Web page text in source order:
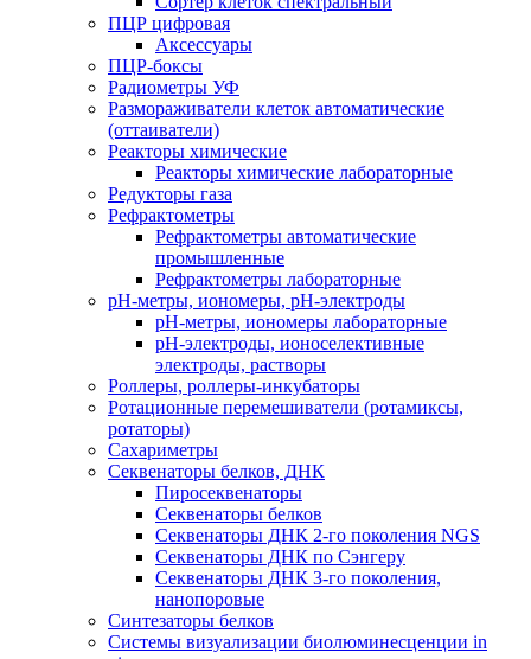
ПЦР цифровая
Аксессуары
ПЦР-боксы
Радиометры УФ
Размораживатели клеток автоматические
(оттаиватели)
Реакторы химические
Реакторы химические лабораторные
Редукторы газа
Рефрактометры
Рефрактометры автоматические
промышленные
Рефрактометры лабораторные
рН-метры, иономеры, рН-электроды
рН-метры, иономеры лабораторные
рН-электроды, ионоселективные
электроды, растворы
Роллеры, роллеры-инкубаторы
Ротационные перемешиватели (ротамиксы,
ротаторы)
Сахариметры
Секвенаторы белков, ДНК
Пиросеквенаторы
Секвенаторы белков
Секвенаторы ДНК 2-го поколения NGS
Секвенаторы ДНК по Сэнгеру
Секвенаторы ДНК 3-го поколения,
нанопоровые
Синтезаторы белков
Системы визуализации биолюминесценции in